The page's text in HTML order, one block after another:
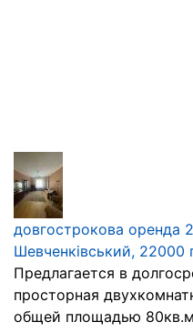
довгострокова оренда
Шевченківський, 22000
Предлагается в
просторная
общей площадью